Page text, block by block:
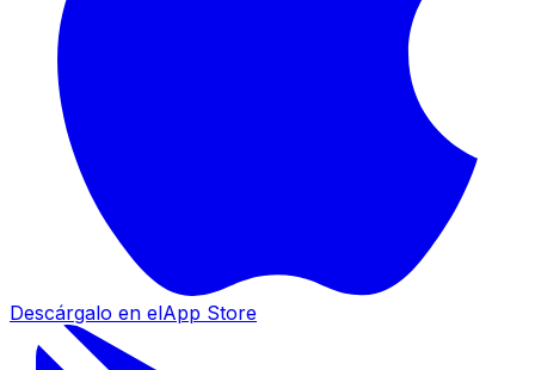
Descárgalo en elApp Store